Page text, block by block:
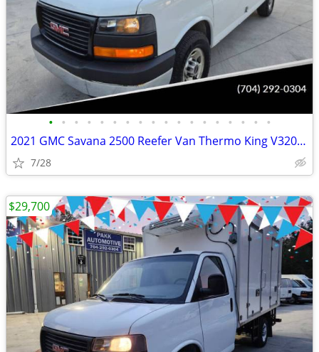
• • • • • • • • • • • • • • • • • •
2021 GMC Savana 2500 Reefer Van Thermo King V320 V-320 MAX w/ Standby
7/28
$29,700